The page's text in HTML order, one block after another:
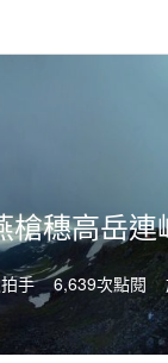
槍穗高岳連
手 6,639次點閱